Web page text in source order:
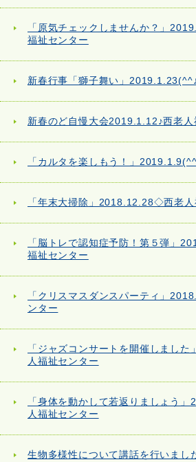
「原気チェックしませんか？」
福祉センター
新春行事「獅子舞い」
新春のど自慢大会2019.1.12♪西老人
「カルタを楽しもう！」
「年末大掃除」2018.12.28◇西老人
「脳トレで認知症予防！第５弾」
福祉センター
「クリスマスダンスパーティ」
ンター
「ジャズコンサートを開催しまし
人福祉センター
「身体を動かして若返りましょう
人福祉センター
生物多様性について講話を行いま